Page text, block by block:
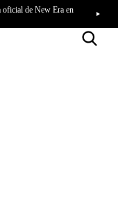
oficial de New Era en